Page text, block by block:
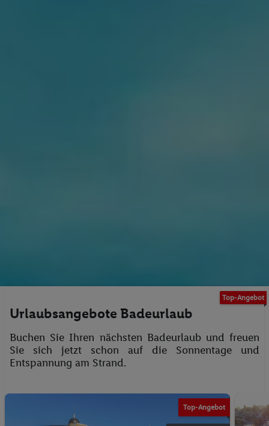
Top-Angebot
Urlaubsangebote Badeurlaub
Buchen Sie Ihren nächsten Badeurlaub und freuen
Sie sich jetzt schon auf die Sonnentage und
Entspannung am Strand.
Top-Angebot